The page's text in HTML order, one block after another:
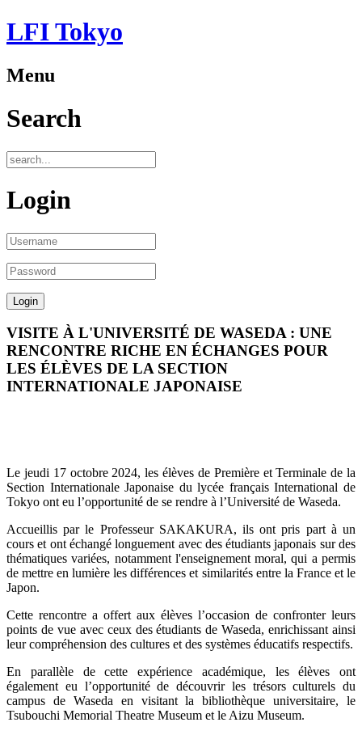
LFI Tokyo
Menu
Search
Login
VISITE À L'UNIVERSITÉ DE WASEDA : UNE
RENCONTRE RICHE EN ÉCHANGES POUR
LES ÉLÈVES DE LA SECTION
INTERNATIONALE JAPONAISE
Le jeudi 17 octobre 2024, les élèves de Première et Terminale de la
Section Internationale Japonaise du lycée français International de
Tokyo ont eu l’opportunité de se rendre à l’Université de Waseda.
Accueillis par le Professeur SAKAKURA, ils ont pris part à un
cours et ont échangé longuement avec des étudiants japonais sur des
thématiques variées, notamment l'enseignement moral, qui a permis
de mettre en lumière les différences et similarités entre la France et le
Japon.
Cette rencontre a offert aux élèves l’occasion de confronter leurs
points de vue avec ceux des étudiants de Waseda, enrichissant ainsi
leur compréhension des cultures et des systèmes éducatifs respectifs.
En parallèle de cette expérience académique, les élèves ont
également eu l’opportunité de découvrir les trésors culturels du
campus de Waseda en visitant la bibliothèque universitaire, le
Tsubouchi Memorial Theatre Museum et le Aizu Museum.